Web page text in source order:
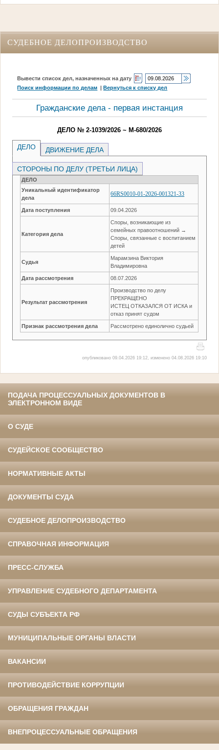
СУДЕБНОЕ ДЕЛОПРОИЗВОДСТВО
Вывести список дел, назначенных на дату
Поиск информации по делам |Вернуться к списку дел
Гражданские дела - первая инстанция
ДЕЛО № 2-1039/2026 ~ М-680/2026
ДЕЛО ДВИЖЕНИЕ ДЕЛА
СТОРОНЫ ПО ДЕЛУ (ТРЕТЬИ ЛИЦА)
ДЕЛО
Уникальный идентификатор
дела
66RS0010-01-2026-001321-33
Дата поступления 09.04.2026
Категория дела
Споры, возникающие из
семейных правоотношений →
Споры, связанные с воспитанием
детей
Судья
Марамзина Виктория
Владимировна
Дата рассмотрения 08.07.2026
Результат рассмотрения
Производство по делу
ПРЕКРАЩЕНО
ИСТЕЦ ОТКАЗАЛСЯ ОТ ИСКА и
отказ принят судом
Признак рассмотрения дела Рассмотрено единолично судьей
опубликовано 09.04.2026 19:12, изменено 04.08.2026 19:10
ПОДАЧА ПРОЦЕССУАЛЬНЫХ ДОКУМЕНТОВ В
ЭЛЕКТРОННОМ ВИДЕ
О СУДЕ
СУДЕЙСКОЕ СООБЩЕСТВО
НОРМАТИВНЫЕ АКТЫ
ДОКУМЕНТЫ СУДА
СУДЕБНОЕ ДЕЛОПРОИЗВОДСТВО
СПРАВОЧНАЯ ИНФОРМАЦИЯ
ПРЕСС-СЛУЖБА
УПРАВЛЕНИЕ СУДЕБНОГО ДЕПАРТАМЕНТА
СУДЫ СУБЪЕКТА РФ
МУНИЦИПАЛЬНЫЕ ОРГАНЫ ВЛАСТИ
ВАКАНСИИ
ПРОТИВОДЕЙСТВИЕ КОРРУПЦИИ
ОБРАЩЕНИЯ ГРАЖДАН
ВНЕПРОЦЕССУАЛЬНЫЕ ОБРАЩЕНИЯ